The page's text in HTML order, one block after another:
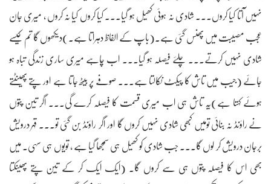
نہیں آتا کیا کروں۔۔۔ شادی نہ ہوئی کھیل ہو گیا۔۔۔ کیا کروں کیا نہ کروں ، میری جان
عجب مصیبت میں پھنس گئی ہے۔(باپ کے الفاظ دہراتا ہے۔)دیکھوں گا تم کیسے
شادی نہیں کرتے۔۔۔ چلئے فیصلہ ہو گیا۔۔۔ اب چاہے میری ساری زندگی تباہ ہو
جائے (جیب میں تاش کا پیکٹ نکالتا ہے۔۔۔ صوفے پر بیٹھ جاتا ہے اور پتے پھینٹتے
ہوئے کہتا ہے)یہ تاش ہی اب میری قسمت کا فیصلہ کرے گی۔۔۔ اگر تین پتوں
نے راؤنڈ نہ بنائی تومیں کبھی شادی نہیں کروں گا اور اگر راؤنڈ بن گئی تو۔۔۔ قہر درویش
برجان درویش کر لوں گا۔۔۔ جب شادی کو کھیل ہی سمجھا گیا ہے ، تویوں ہی سہی۔ میں
بھی اس کا فیصلہ پتوں ہی سے کروں گا۔ (ایک ایک کر کے تین پتے پھینکتا